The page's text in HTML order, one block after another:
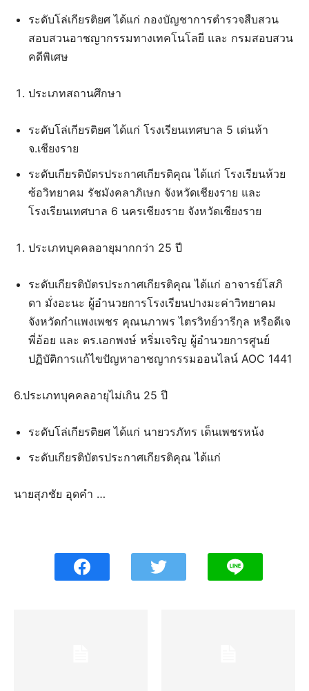
ระดับโล่เกียรติยศ ได้แก่ กองบัญชาการตำรวจสืบสวน
สอบสวนอาชญากรรมทางเทคโนโลยี และ กรมสอบสวน
คดีพิเศษ
ประเภทสถานศึกษา
ระดับโล่เกียรติยศ ได้แก่ โรงเรียนเทศบาล 5 เด่นห้า
จ.เชียงราย
ระดับเกียรติบัตรประกาศเกียรติคุณ ได้แก่ โรงเรียนห้วย
ซ้อวิทยาคม รัชมังคลาภิเษก จังหวัดเชียงราย และ
โรงเรียนเทศบาล 6 นครเชียงราย จังหวัดเชียงราย
ประเภทบุคคลอายุมากกว่า 25 ปี
ระดับเกียรติบัตรประกาศเกียรติคุณ ได้แก่ อาจารย์โสภิ
ดา มั่งอะนะ ผู้อำนวยการโรงเรียนปางมะค่าวิทยาคม
จังหวัดกำแพงเพชร คุณนภาพร ไตรวิทย์วารีกุล หรือดีเจ
พี่อ้อย และ ดร.เอกพงษ์ หริ่มเจริญ ผู้อำนวยการศูนย์
ปฏิบัติการแก้ไขปัญหาอาชญากรรมออนไลน์ AOC 1441
6.ประเภทบุคคลอายุไม่เกิน 25 ปี
ระดับโล่เกียรติยศ ได้แก่ นายวรภัทร เด็นเพชรหน้ง
ระดับเกียรติบัตรประกาศเกียรติคุณ ได้แก่
นายสุภชัย อุดคำ …